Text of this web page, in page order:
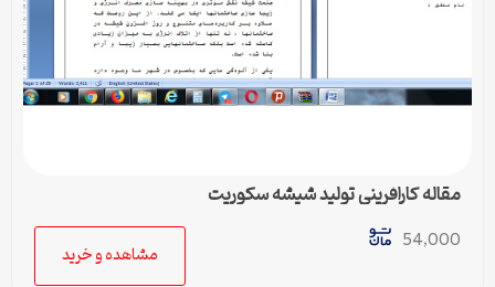
مقاله کارافرینی تولید شیشه سکوریت
54,000
مشاهده و خرید